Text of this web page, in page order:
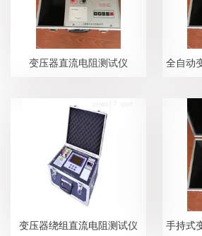
变压器直流电阻测试仪
变压器绕组直流电阻测试仪